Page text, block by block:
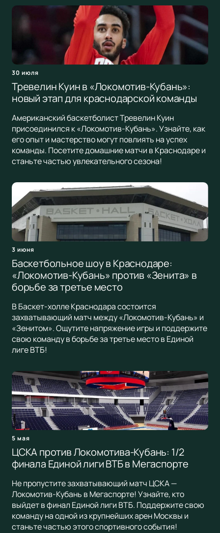
30 июля
Тревелин Куин в «Локомотив-Кубань»:
новый этап для краснодарской команды
Американский баскетболист Тревелин Куин
присоединился к «Локомотив-Кубань». Узнайте, как
его опыт и мастерство могут повлиять на успех
команды. Посетите домашние матчи в Краснодаре и
станьте частью увлекательного сезона!
3 июня
Баскетбольное шоу в Краснодаре:
«Локомотив-Кубань» против «Зенита» в
борьбе за третье место
В Баскет-холле Краснодара состоится
захватывающий матч между «Локомотив-Кубань» и
«Зенитом». Ощутите напряжение игры и поддержите
свою команду в борьбе за третье место в Единой
лиге ВТБ!
5 мая
ЦСКА против Локомотива-Кубань: 1/2
финала Единой лиги ВТБ в Мегаспорте
Не пропустите захватывающий матч ЦСКА —
Локомотив-Кубань в Мегаспорте! Узнайте, кто
выйдет в финал Единой лиги ВТБ. Поддержите свою
команду на одной из крупнейших арен Москвы и
станьте частью этого спортивного события!